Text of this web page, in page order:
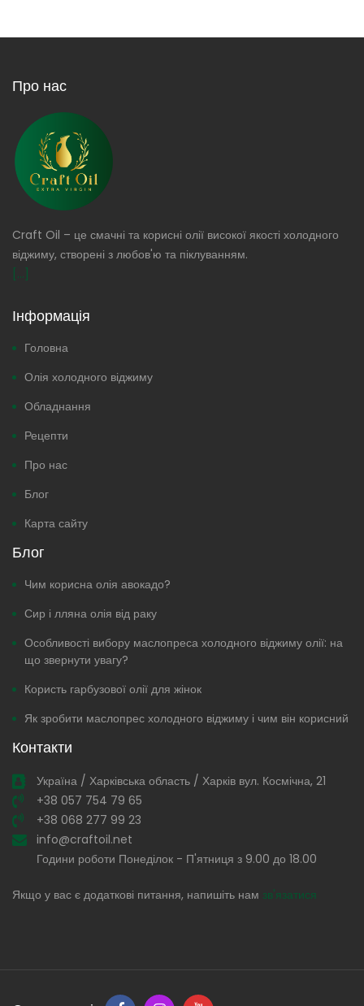
Про нас
Craft Oil – це смачні та корисні олії високої якості холодного
віджиму, створені з любов'ю та піклуванням.
[...]
Інформація
Головна
Олія холодного віджиму
Обладнання
Рецепти
Про нас
Блог
Карта сайту
Блог
Чим корисна олія авокадо?
Сир і лляна олія від раку
Особливості вибору маслопреса холодного віджиму олії: на
що звернути увагу?
Користь гарбузової олії для жінок
Як зробити маслопрес холодного віджиму і чим він корисний
Контакти
Україна / Харківська область / Харків вул. Космічна, 21
+38 057 754 79 65
+38 068 277 99 23
info@craftoil.net
Години роботи Понеділок - П'ятниця з 9.00 до 18.00
Якщо у вас є додаткові питання, напишіть нам зв'язатися